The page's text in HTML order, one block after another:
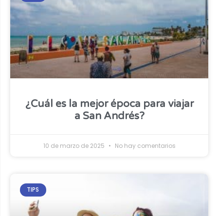
¿Cuál es la mejor época para viajar
a San Andrés?
10 de marzo de 2025 No hay comentarios
TIPS